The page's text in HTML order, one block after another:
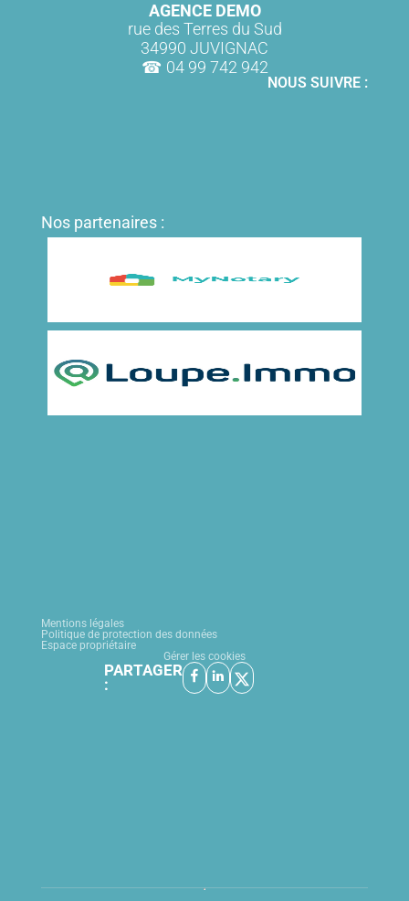
AGENCE DEMO
rue des Terres du Sud
34990 JUVIGNAC
04 99 742 942
NOUS SUIVRE :
Nos partenaires :
Mentions légales
Politique de protection des données
Espace propriétaire
Gérer les cookies
PARTAGER
: